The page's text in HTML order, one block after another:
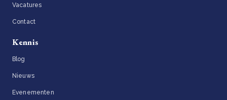
Vacatures
Contact
Kennis
Blog
Nieuws
Evenementen